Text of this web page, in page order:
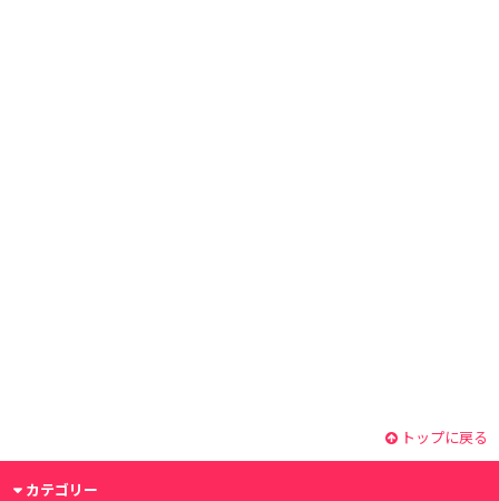
トップに戻る
カテゴリー